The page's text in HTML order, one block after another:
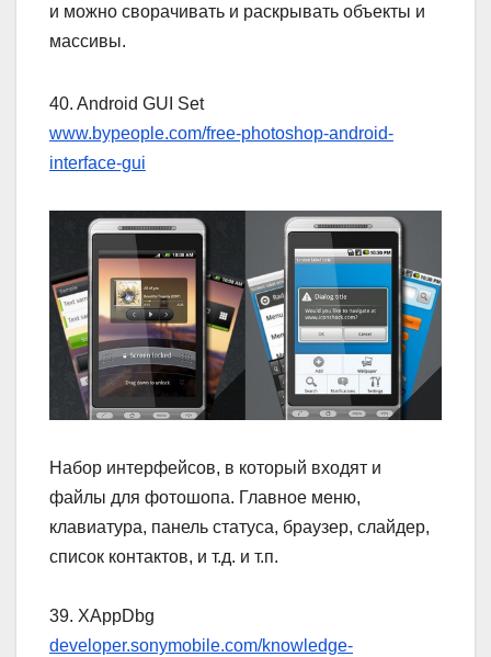
и можно сворачивать и раскрывать объекты и
массивы.
40. Android GUI Set
www.bypeople.com/free-photoshop-android-
interface-gui
Набор интерфейсов, в который входят и
файлы для фотошопа. Главное меню,
клавиатура, панель статуса, браузер, слайдер,
список контактов, и т.д. и т.п.
39. XAppDbg
developer.sonymobile.com/knowledge-